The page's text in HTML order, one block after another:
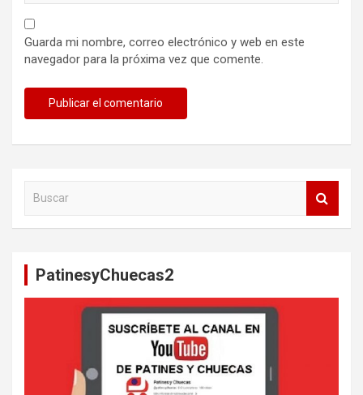
Guarda mi nombre, correo electrónico y web en este
navegador para la próxima vez que comente.
PatinesyChuecas2